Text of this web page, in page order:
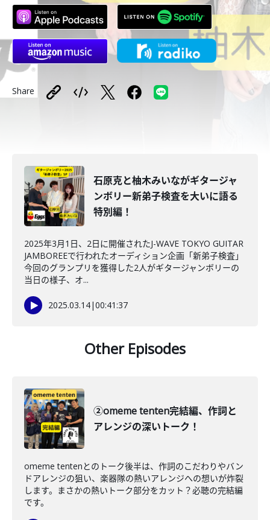
Share
石原克と柚木みいながギタージャ
ンボリー新弟子検査を大いに語る
特別編！
2025年3月1日、2日に開催されたJ-WAVE TOKYO GUITAR
JAMBOREEで行われたオーディション企画「新弟子検査」
今回のグランプリを獲得した2人がギタージャンボリーの
当日の様子、オ...
2025.03.14|00:41:37
Other Episodes
②omeme tenten完結編、作詞と
アレンジの深いトーク！
omeme tentenとのトーク後半は、作詞のこだわりやバン
ドアレンジの狙い、楽器隊の熱いアレンジへの想いが炸裂
します。まさかの熱いトーク部分をカット？必聴の完結編
です。